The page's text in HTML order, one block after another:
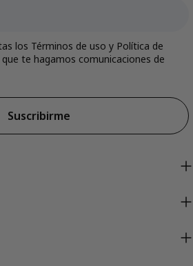
los Términos de uso y Política de
te hagamos comunicaciones de
Suscribirme